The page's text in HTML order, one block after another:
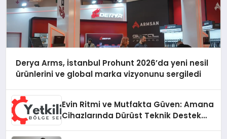
Derya Arms, İstanbul Prohunt 2026’da yeni nesil
ürünlerini ve global marka vizyonunu sergiledi
Evin Ritmi ve Mutfakta Güven: Amana
Cihazlarında Dürüst Teknik Destek